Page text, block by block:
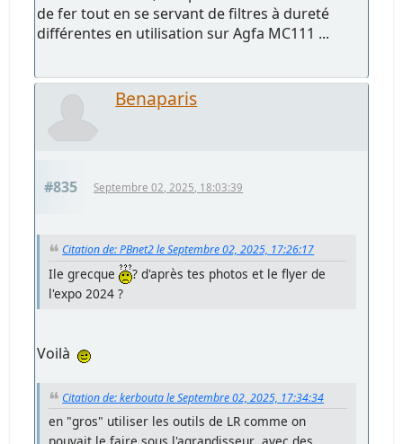
de fer tout en se servant de filtres à dureté
différentes en utilisation sur Agfa MC111 ...
Benaparis
#835 Septembre 02, 2025, 18:03:39
Citation de: PBnet2 le Septembre 02, 2025, 17:26:17
Ile grecque
? d'après tes photos et le flyer de
l'expo 2024 ?
Voilà
Citation de: kerbouta le Septembre 02, 2025, 17:34:34
en "gros" utiliser les outils de LR comme on